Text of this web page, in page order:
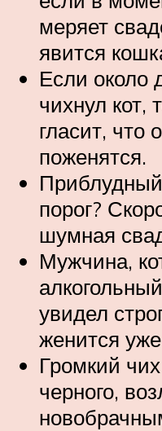
меряет
явится
Если около
чихнул кот,
гласит, что
поженятся.
порог?
шумная
Мужчина,
увидел
женится
Громкий
черного,